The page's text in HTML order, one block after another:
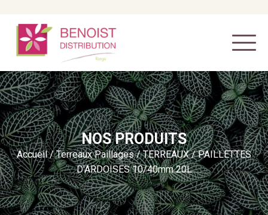
NOS PRODUITS
Accueil/Terreaux Paillages/TERREAUX/ PAILLETTES
D'ARDOISES 10/40mm 20L